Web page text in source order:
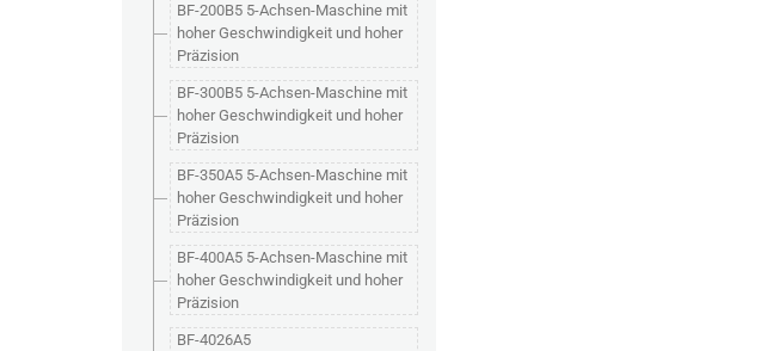
BF-200B5 5-Achsen-Maschine mit
hoher Geschwindigkeit und hoher
Präzision
BF-300B5 5-Achsen-Maschine mit
hoher Geschwindigkeit und hoher
Präzision
BF-350A5 5-Achsen-Maschine mit
hoher Geschwindigkeit und hoher
Präzision
BF-400A5 5-Achsen-Maschine mit
hoher Geschwindigkeit und hoher
Präzision
BF-4026A5